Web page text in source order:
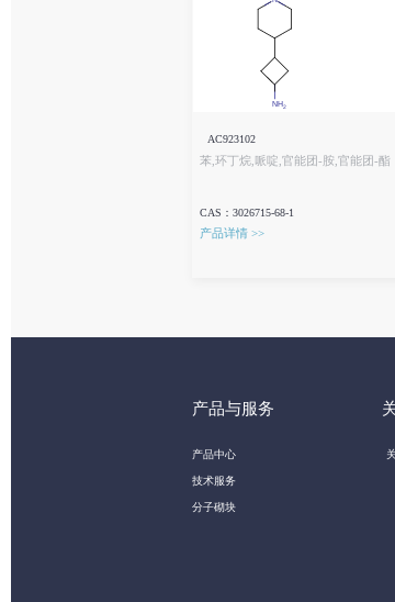
AC923102
苯,环丁烷,哌啶,官能团-胺,官能团-酯
CAS：3026715-68-1
产品详情 >>
产品与服务
产品中心
技术服务
分子砌块